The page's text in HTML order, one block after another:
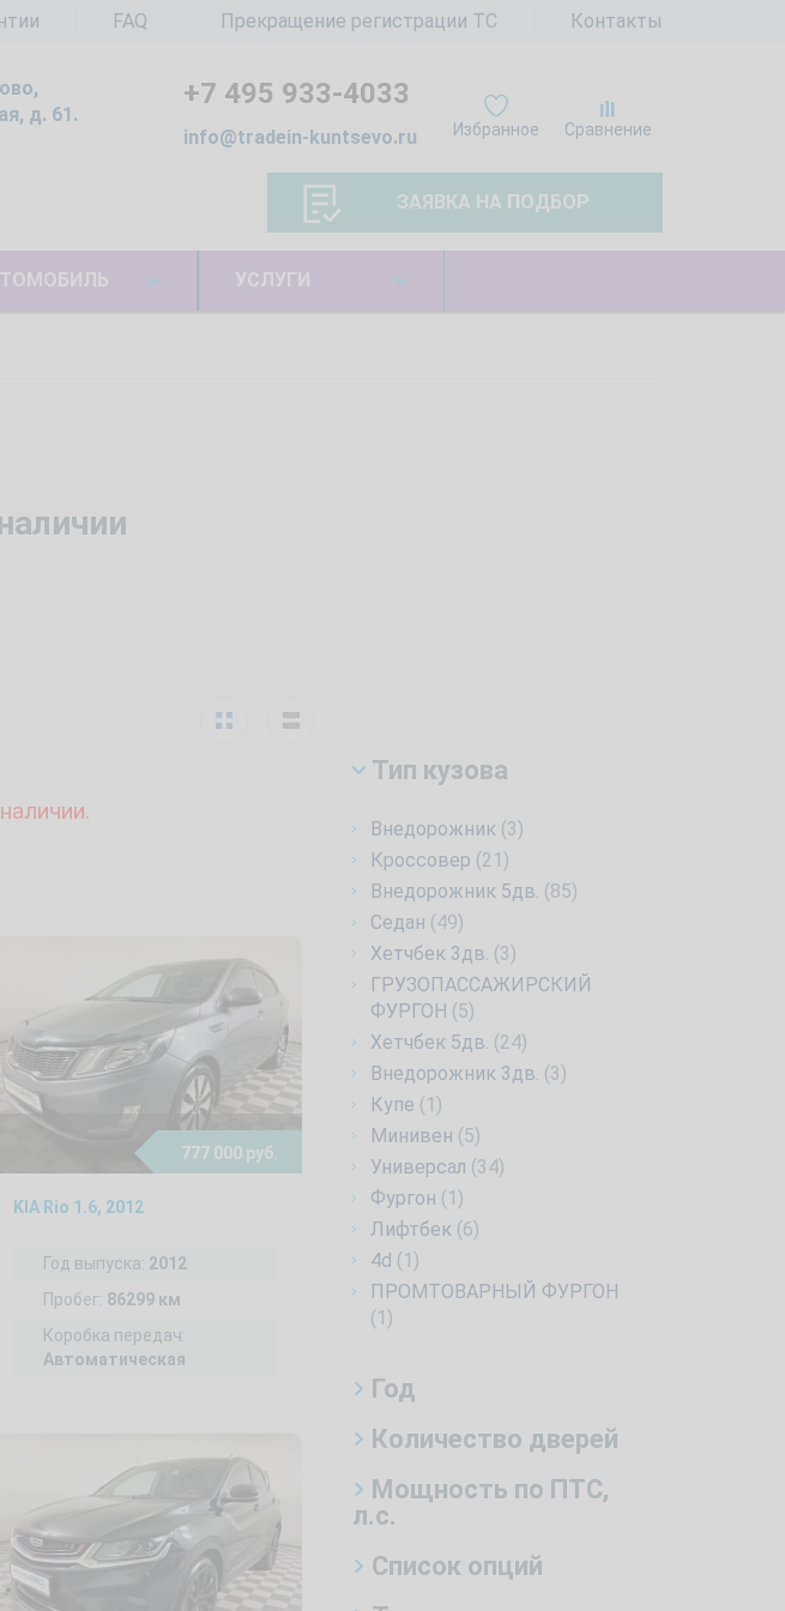
FAQ Прекращение регистрации ТС Контакты
д. 61.
Избранное Сравнение
+7 495 933-4033
info@tradein-kuntsevo.ru
ЗАЯВКА НА ПОДБОР
УСЛУГИ
Тип кузова
Внедорожник (3)
Кроссовер (21)
Внедорожник 5дв. (85)
Седан (49)
Хетчбек 3дв. (3)
ГРУЗОПАССАЖИРСКИЙ
ФУРГОН (5)
Хетчбек 5дв. (24)
Внедорожник 3дв. (3)
Купе (1)
Минивен (5)
Универсал (34)
Фургон (1)
Лифтбек (6)
4d (1)
ПРОМТОВАРНЫЙ ФУРГОН
(1)
Год
Количество дверей
Мощность по ПТС,
л.с.
Список опций
777 000 руб.
KIA Rio 1.6, 2012
Год выпуска: 2012
Пробег: 86299 км
Коробка передач:
Автоматическая